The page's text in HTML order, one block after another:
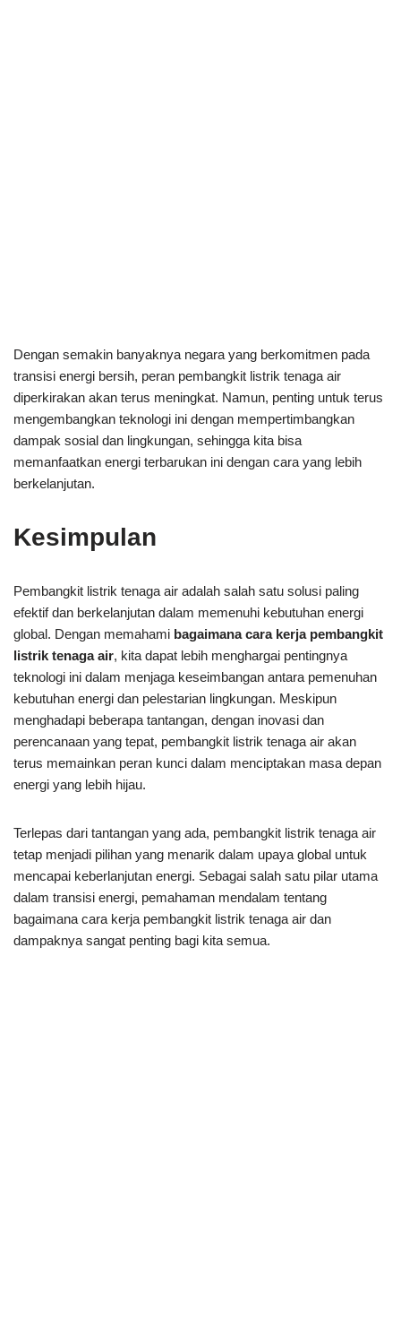
Dengan semakin banyaknya negara yang berkomitmen pada
transisi energi bersih, peran pembangkit listrik tenaga air
diperkirakan akan terus meningkat. Namun, penting untuk terus
mengembangkan teknologi ini dengan mempertimbangkan
dampak sosial dan lingkungan, sehingga kita bisa
memanfaatkan energi terbarukan ini dengan cara yang lebih
berkelanjutan.
Kesimpulan
Pembangkit listrik tenaga air adalah salah satu solusi paling
efektif dan berkelanjutan dalam memenuhi kebutuhan energi
global. Dengan memahami bagaimana cara kerja pembangkit
listrik tenaga air, kita dapat lebih menghargai pentingnya
teknologi ini dalam menjaga keseimbangan antara pemenuhan
kebutuhan energi dan pelestarian lingkungan. Meskipun
menghadapi beberapa tantangan, dengan inovasi dan
perencanaan yang tepat, pembangkit listrik tenaga air akan
terus memainkan peran kunci dalam menciptakan masa depan
energi yang lebih hijau.
Terlepas dari tantangan yang ada, pembangkit listrik tenaga air
tetap menjadi pilihan yang menarik dalam upaya global untuk
mencapai keberlanjutan energi. Sebagai salah satu pilar utama
dalam transisi energi, pemahaman mendalam tentang
bagaimana cara kerja pembangkit listrik tenaga air dan
dampaknya sangat penting bagi kita semua.